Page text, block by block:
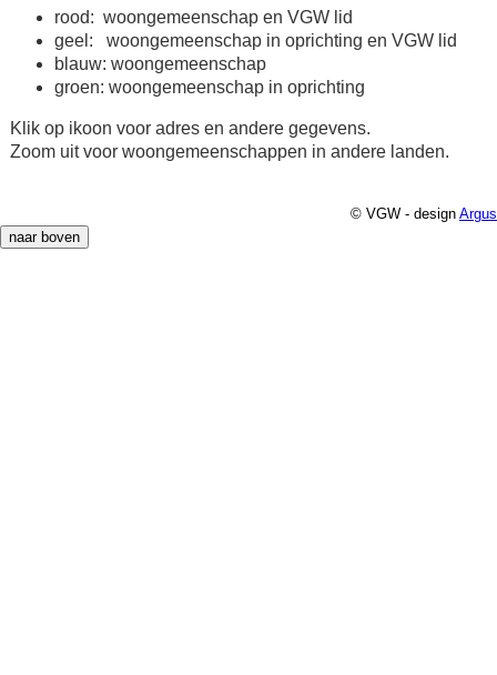
rood: woongemeenschap en VGW lid
geel: woongemeenschap in oprichting en VGW lid
blauw: woongemeenschap
groen: woongemeenschap in oprichting
Klik op ikoon voor adres en andere gegevens.
Zoom uit voor woongemeenschappen in andere landen.
© VGW - design Argus
naar boven